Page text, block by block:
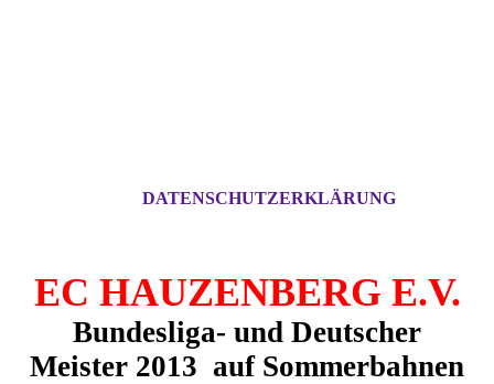
DATENSCHUTZERKLÄRUNG
EC HAUZENBERG E.V.
Bundesliga- und Deutscher
Meister 2013 auf Sommerbahnen